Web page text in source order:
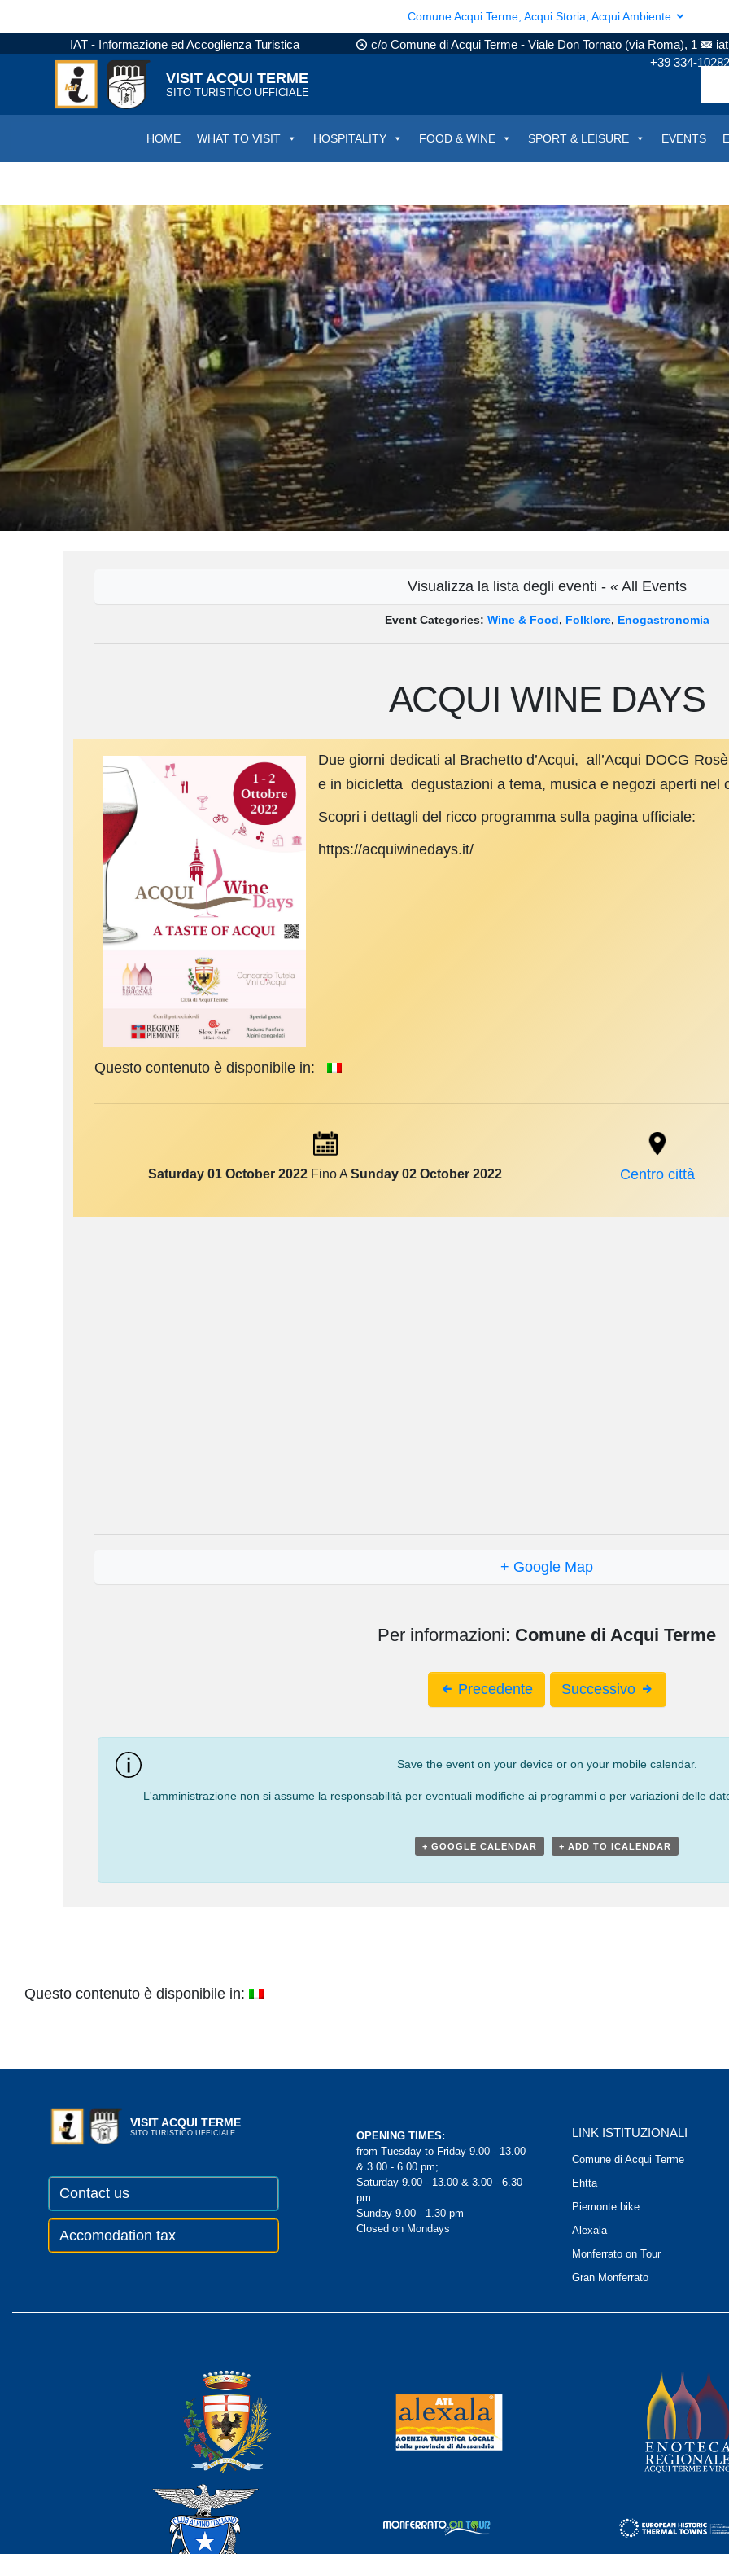
Comune Acqui Terme, Acqui Storia, Acqui Ambiente
IAT - Informazione ed Accoglienza Turistica c/o Comune di Acqui Terme - Viale Don Tornato (via Roma), 1
+39 334-
VISIT ACQUI TERME
SITO TURISTICO UFFICIALE
HOME WHAT TO VISIT HOSPITALITY FOOD & WINE SPORT & LEISURE EVENTS
Visualizza la lista degli eventi - « All Events
Event Categories: Wine & Food, Folklore, Enogastronomia
ACQUI WINE DAYS
Due giorni dedicati al Brachetto d’Acqui, all’Acqui DOCG
e in bicicletta degustazioni a tema, musica e negozi aperti nel
Scopri i dettagli del ricco programma sulla pagina ufficiale:
https://acquiwinedays.it/
Questo contenuto è disponibile in:
Saturday 01 October 2022 Fino ASunday 02 October 2022 Centro città
+ Google Map
Per informazioni: Comune di Acqui Terme
Navigation
Precedente Successivo
Save the event on your device or on your mobile calendar.
L'amministrazione non si assume la responsabilità per eventuali modifiche ai programmi o per variazioni delle
+ GOOGLE CALENDAR + ADD TO ICALENDAR
Questo contenuto è disponibile in:
VISIT ACQUI TERME
SITO TURISTICO UFFICIALE
Contact us
Accomodation tax
OPENING TIMES:
from Tuesday to Friday 9.00 - 13.00
& 3.00 - 6.00 pm;
Saturday 9.00 - 13.00 & 3.00 - 6.30
pm
Sunday 9.00 - 1.30 pm
Closed on Mondays
LINK ISTITUZIONALI
Comune di Acqui Terme
Ehtta
Piemonte bike
Alexala
Monferrato on Tour
Gran Monferrato